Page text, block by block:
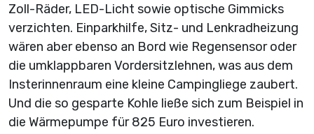
Zoll-Räder, LED-Licht sowie optische Gimmicks
verzichten. Einparkhilfe, Sitz- und Lenkradheizung
wären aber ebenso an Bord wie Regensensor oder
die umklappbaren Vordersitzlehnen, was aus dem
Insterinnenraum eine kleine Campingliege zaubert.
Und die so gesparte Kohle ließe sich zum Beispiel in
die Wärmepumpe für 825 Euro investieren.